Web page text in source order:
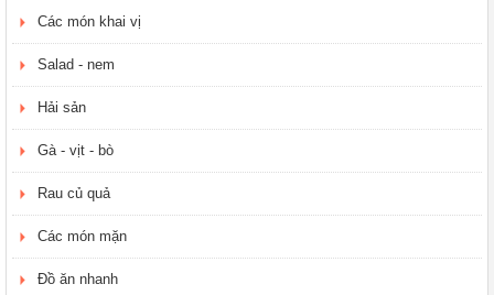
Các món khai vị
Salad - nem
Hải sản
Gà - vịt - bò
Rau củ quả
Các món mặn
Đồ ăn nhanh